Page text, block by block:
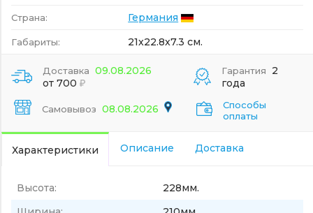
Страна: Германия
Габариты: 21x22.8x7.3 см.
Доставка 09.08.2026
от 700
Самовывоз 08.08.2026
Гарантия
2
года
Способы
оплаты
Характеристики Описание Доставка
Высота:
228мм.